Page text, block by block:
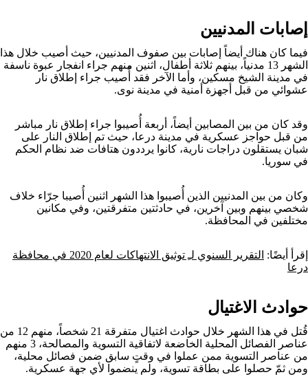
إصابات المدنيين
فيما كان هناك أيضاً إصابات بين صفوف المدنيين، حيث أصيب خلال هذا
الشهر 13 مدنياً، بينهم ثلاثة أطفال، اثنين منهم جراء انفجار عبوة ناسفة
في مدينة الشيخ مسكين، وأما الآخر فقد أُصيب جراء إطلاق نار
عشوائي من قبل أجهزة أمنية في مدينة نوى.
وقد كان من بين المصابين أيضاً، أربعة أُصيبوا جراء إطلاق نار مباشر
من قبل حواجز عسكرية في مدينة درعا، حيث تم إطلاق النار على
شبان يستقلون دراجات نارية، كانوا يرددون هتافات ضد نظام الحكم
في سوريا.
وكان من بين المدنيين الذين أُصيبوا هذا الشهر اثنين أُصيبا جرّاء خلاف
شخصي بينهم وبين آخرين، في حادثتين متفرقتين، وفي مكانين
مختلفين في المحافظة.
إقرأ أيضًا:
التقرير السنوي لـِ توثيق الانتهاكات لعام 2020 في محافظة
درعا
حوادث الاغتيال
قُتل في هذا الشهر خلال حوادث اغتيال متفرقة 21 شخصاً، منهم 12 من
عناصر الفصائل المحلية الخاضعة لاتفاقية التسوية والمصالحة، 3 منهم
من عناصر التسوية ممن عملوا في وقتٍ سابق ضمن فصائل محلية،
ومن ثمّ حصلوا على بطاقة تسوية، ولم ينضموا لأي جهة عسكرية.